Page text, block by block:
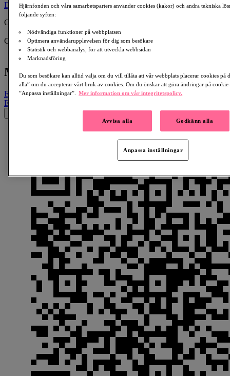
Donate
Created By:
Fredrik & Elisabet LundLund
Collecting for:
ALS
Mental Pedal mot ALS
Email Facebook LinkedIn QR Code Copy Link
Email
Hjärnfonden och våra samarbetsparters använder cookies (kakor) och andra tekniska
följande syften:
Nödvändiga funktioner på webbplatsen
Optimera användarupplevelsen för dig som besökare
Statistik och webbanalys, för att utveckla webbsidan
Marknadsföring
Du som besökare kan alltid välja om du vill tillåta att vår webbplats placerar cookies på
alla” om du accepterar vårt bruk av cookies. Om du önskar att göra ändringar på
”Anpassa inställningar”.
Mer information om vår integritetspolicy.
Avvisa alla Godkänn alla
Anpassa inställningar